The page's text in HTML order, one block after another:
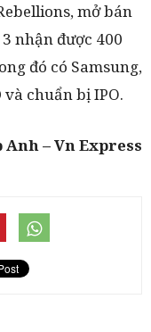
mở bán
nhận được 400
đó có Samsung,
chuẩn bị IPO.
– Vn Express